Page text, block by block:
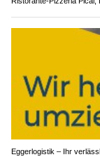
Eggerlogistik – Ihr